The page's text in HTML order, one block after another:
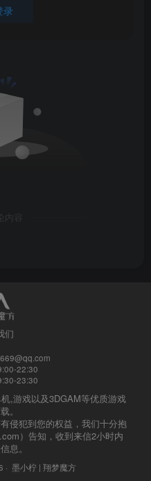
录
内容
们
22:30
23:30
,游戏以及3DGAM等优质游戏
。
侵犯到您的权益，我们十分抱
）告知，收到来信2小时内
息。
· 墨小柠 | 翔梦魔方